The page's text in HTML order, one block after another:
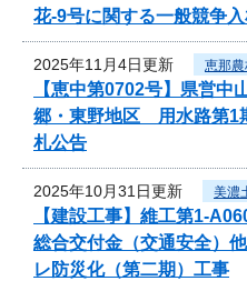
花-9号に関する一般競争
2025年11月4日更新 恵那
【恵中第0702号】県営
郷・東野地区 用水路第1
札公告
2025年10月31日更新 美濃
【建設工事】維工第1-
総合交付金（交通安全）
レ防災化（第二期）工事